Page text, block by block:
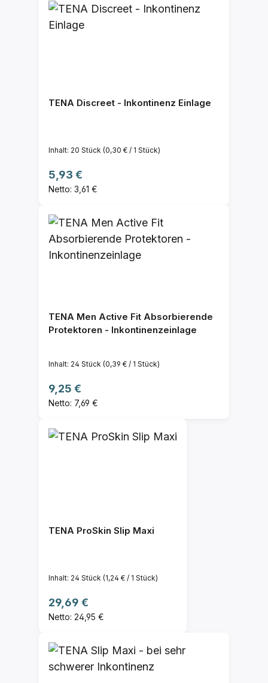
TENA Discreet - Inkontinenz Einlage
Inhalt: 20 Stück (0,30 € / 1 Stück)
Regulärer Preis:
5,93 €
Netto: 3,61 €
TENA Men Active Fit Absorbierende
Protektoren - Inkontinenzeinlage
Inhalt: 24 Stück (0,39 € / 1 Stück)
Regulärer Preis:
9,25 €
Netto: 7,69 €
TENA ProSkin Slip Maxi
Inhalt: 24 Stück (1,24 € / 1 Stück)
Regulärer Preis:
29,69 €
Netto: 24,95 €